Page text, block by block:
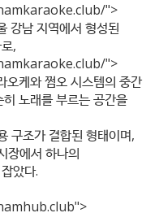
">
강남 지역에서 형성된
,
">
케와 쩜오 시스템의 중간
노래를 부르는 공간을
구조가 결합된 형태이며,
장에서 하나의
았다.
>